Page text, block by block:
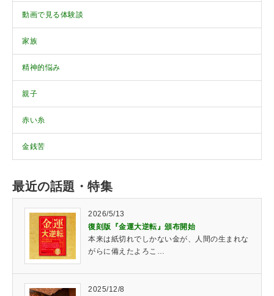
動画で見る体験談
家族
精神的悩み
親子
赤い糸
金銭苦
最近の話題・特集
2026/5/13
復刻版『金運大逆転』頒布開始
本来は紙切れでしかない金が、人間の生まれな
がらに備えたよろこ…
2025/12/8